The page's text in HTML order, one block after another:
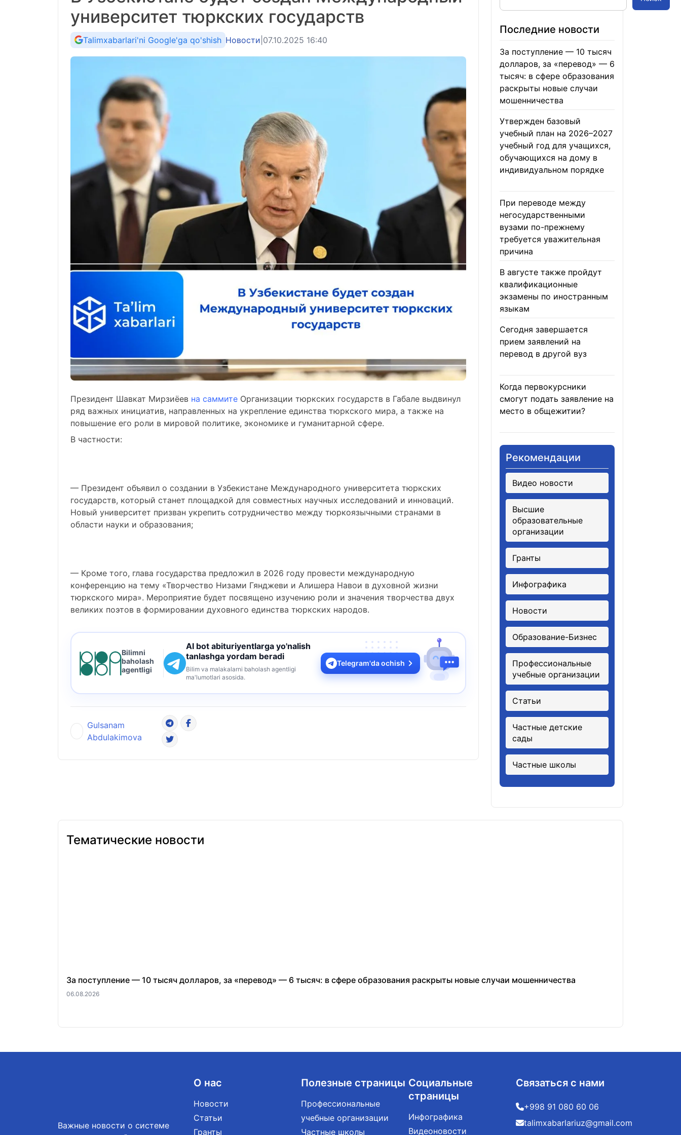
университет тюркских государств
Talimxabarlari'ni Google'ga qo'shish Новости 07.10.2025 16:40
Президент Шавкат Мирзиёев на саммите Организации тюркских государств в Габале выдвинул
ряд важных инициатив, направленных на укрепление единства тюркского мира, а также на
повышение его роли в мировой политике, экономике и гуманитарной сфере.
В частности:
— Президент объявил о создании в Узбекистане Международного университета тюркских
государств, который станет площадкой для совместных научных исследований и инноваций.
Новый университет призван укрепить сотрудничество между тюркоязычными странами в
области науки и образования;
— Кроме того, глава государства предложил в 2026 году провести международную
конференцию на тему «Творчество Низами Гянджеви и Алишера Навои в духовной жизни
тюркского мира». Мероприятие будет посвящено изучению роли и значения творчества двух
великих поэтов в формировании духовного единства тюркских народов.
Bilimni
baholash
agentligi
AI bot abituriyentlarga yo'nalish
tanlashga yordam beradi
Bilim va malakalarni baholash agentligi
ma'lumotlari asosida.
Telegram'da ochish
Gulsanam
Abdulakimova
Последние новости
За поступление — 10 тысяч
долларов, за «перевод» — 6
тысяч: в сфере образования
раскрыты новые случаи
мошенничества
Утвержден базовый
учебный план на 2026–2027
учебный год для учащихся,
обучающихся на дому в
индивидуальном порядке
При переводе между
негосударственными
вузами по-прежнему
требуется уважительная
причина
В августе также пройдут
квалификационные
экзамены по иностранным
языкам
Сегодня завершается
прием заявлений на
перевод в другой вуз
Когда первокурсники
смогут подать заявление на
место в общежитии?
Рекомендации
Видео новости
Высшие
образовательные
организации
Гранты
Инфографика
Новости
Образование-Бизнес
Профессиональные
учебные организации
Статьи
Частные детские
сады
Частные школы
Тематические новости
За поступление — 10 тысяч долларов, за «перевод» — 6 тысяч: в сфере образования раскрыты новые случаи мошенничества
06.08.2026
Важные новости о системе
О нас
Новости
Статьи
Гранты
Полезные страницы
Профессиональные
учебные организации
Частные школы
Социальные
страницы
Инфографика
Видеоновости
Связаться с нами
+998 91 080 60 06
talimxabarlariuz@gmail.com